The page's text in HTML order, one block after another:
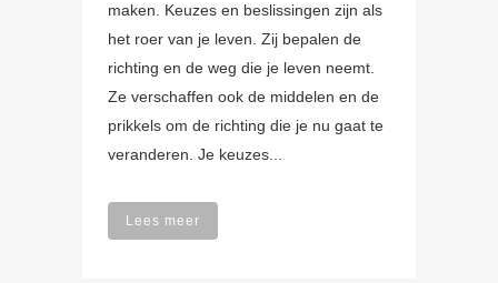
maken. Keuzes en beslissingen zijn als
het roer van je leven. Zij bepalen de
richting en de weg die je leven neemt.
Ze verschaffen ook de middelen en de
prikkels om de richting die je nu gaat te
veranderen. Je keuzes...
Lees meer